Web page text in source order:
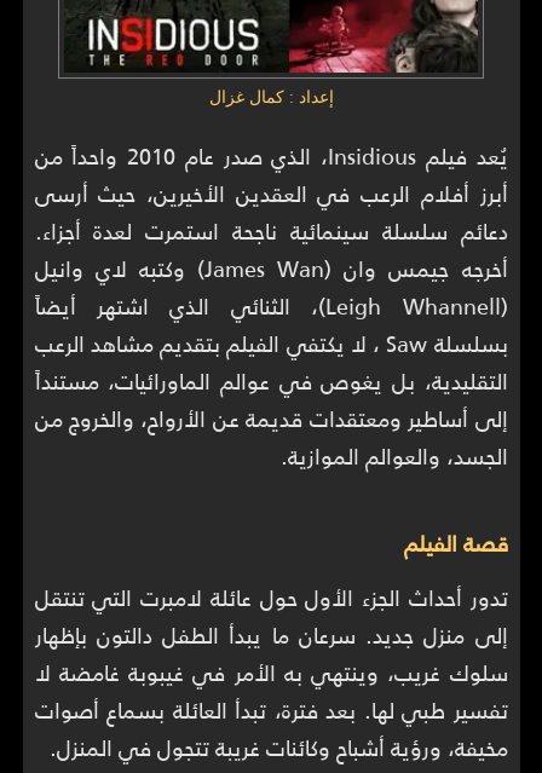
إعداد : كمال غزال
يُعد فيلم Insidious، الذي صدر عام 2010 واحداً من
أبرز أفلام الرعب في العقدين الأخيرين، حيث أرسى
دعائم سلسلة سينمائية ناجحة استمرت لعدة أجزاء.
أخرجه جيمس وان (James Wan) وكتبه لاي وانيل
(Leigh Whannell)، الثنائي الذي اشتهر أيضاً
بسلسلة Saw ، لا يكتفي الفيلم بتقديم مشاهد الرعب
التقليدية، بل يغوص في عوالم الماورائيات، مستنداً
إلى أساطير ومعتقدات قديمة عن الأرواح، والخروج من
الجسد، والعوالم الموازية.
قصة الفيلم
تدور أحداث الجزء الأول حول عائلة لامبرت التي تنتقل
إلى منزل جديد. سرعان ما يبدأ الطفل دالتون بإظهار
سلوك غريب، وينتهي به الأمر في غيبوبة غامضة لا
تفسير طبي لها. بعد فترة، تبدأ العائلة بسماع أصوات
مخيفة، ورؤية أشباح وكائنات غريبة تتجول في المنزل.